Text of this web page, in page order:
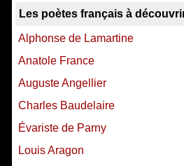
Les poètes français à
Alphonse de Lamartine
Anatole France
Auguste Angellier
Charles Baudelaire
Évariste de Parny
Louis Aragon